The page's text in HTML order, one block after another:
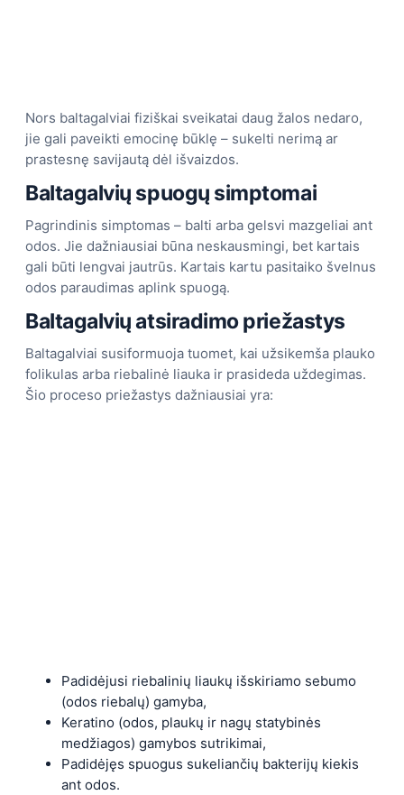
Nors baltagalviai fiziškai sveikatai daug žalos nedaro,
jie gali paveikti emocinę būklę – sukelti nerimą ar
prastesnę savijautą dėl išvaizdos.
Baltagalvių spuogų simptomai
Pagrindinis simptomas – balti arba gelsvi mazgeliai ant
odos. Jie dažniausiai būna neskausmingi, bet kartais
gali būti lengvai jautrūs. Kartais kartu pasitaiko švelnus
odos paraudimas aplink spuogą.
Baltagalvių atsiradimo priežastys
Baltagalviai susiformuoja tuomet, kai užsikemša plauko
folikulas arba riebalinė liauka ir prasideda uždegimas.
Šio proceso priežastys dažniausiai yra:
Padidėjusi riebalinių liaukų išskiriamo sebumo
(odos riebalų) gamyba,
Keratino (odos, plaukų ir nagų statybinės
medžiagos) gamybos sutrikimai,
Padidėjęs spuogus sukeliančių bakterijų kiekis
ant odos.